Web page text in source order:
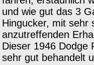
und wie gut das 3
Hingucker, mit sehr
anzutreffenden
Dieser 1946 Dodge
sehr gut behandelt